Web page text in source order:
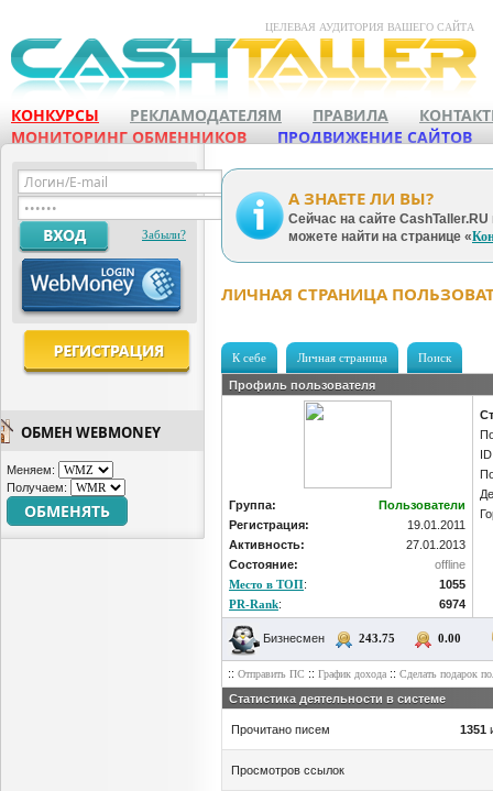
ЦЕЛЕВАЯ АУДИТОРИЯ ВАШЕГО САЙТА
КОНКУРСЫ РЕКЛАМОДАТЕЛЯМ ПРАВИЛА
МОНИТОРИНГ ОБМЕННИКОВ
ПРОДВИЖЕНИЕ САЙТОВ
Забыли?
ОБМЕН WEBMONEY
Меняем:
Получаем:
А ЗНАЕТЕ ЛИ ВЫ?
Сейчас на сайте
можете найти на странице
ЛИЧНАЯ СТРАНИЦА
К себе Личная страница Поиск
Профиль пользователя
Группа:
Пользователи
Регистрация:
19.01.2011
Активность:
27.01.2013
Состояние:
offline
Место в ТОП:
1055
PR-Rank: 6974
Бизнесмен 243.75 0.00
:: Отправить ПС :: График дохода :: Сделать подарок
Статистика деятельности в системе
Прочитано писем 1351
Просмотров ссылок